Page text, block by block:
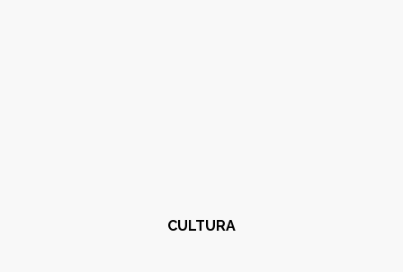
CULTURA